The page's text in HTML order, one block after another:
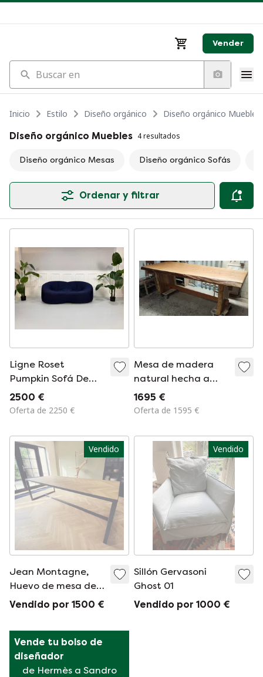
Vender
Buscar en
Inicio Estilo Diseño orgánico
Diseño orgánico Muebles
Diseño orgánico Muebles 4 resultados
Diseño orgánico Mesas Diseño orgánico Sofás
Ordenar y filtrar
Ligne Roset
Pumpkin Sofá De
Diseño Blau Stoff 2
Sitzer
2500 €
Oferta de 2250 €
Mesa de madera
natural hecha a
mano
1695 €
Oferta de 1595 €
Vendido
Jean Montagne,
Huevo de mesa de
comedor en espiga
Vendido por 1500 €
Vendido
Sillón Gervasoni
Ghost 01
Vendido por 1000 €
Vende tu bolso de
diseñador
de Hermès a Sandro